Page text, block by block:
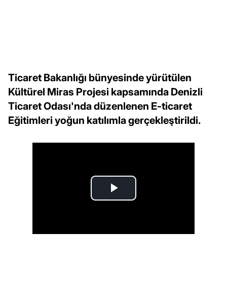
Ticaret Bakanlığı bünyesinde yürütülen
Kültürel Miras Projesi kapsamında Denizli
Ticaret Odası'nda düzenlenen E-ticaret
Eğitimleri yoğun katılımla gerçekleştirildi.